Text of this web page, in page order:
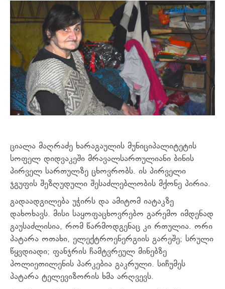
ციალა მაღრაძე ხარაგაულის მუნიციპალიტეტის
სოფელ დიდვაკეში მრავალსართულიანი ბინის
პირველ სართულზე ცხოვრობს. ის პირველი
ჯგუფის შეზღუდული შესაძლებლობის მქონე პირია.
გადაადგილება უჭირს და ამიტომ იატაკზე
დახოხავს. მისი საყოფაცხოვრებო გარემო იმდენად
გაუსაძლისია, რომ წარმოდგენაც კი რთულია. ორი
პატარა ოთახი, ელექტროენერგიის გარეშე; სრული
წყვდიადი; ფანჯრის ჩამტვრეულ მინებზე
პოლიეთილენის პარკებია გაკრული. სიჩუმეს
პატარა ტელევიზორის ხმა არღვევს.